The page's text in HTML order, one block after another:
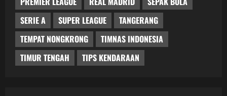
SERIE A
SUPER LEAGUE
TANGERANG
TEMPAT NONGKRONG
TIMNAS INDONESIA
TIMUR TENGAH
TIPS KENDARAAN